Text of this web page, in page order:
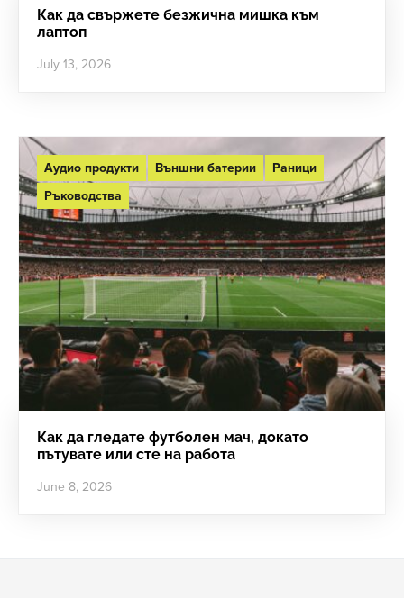
Как да свържете безжична мишка към
лаптоп
July 13, 2026
Аудио продукти Външни батерии
Раници
Ръководства
Как да гледате футболен мач, докато
пътувате или сте на работа
June 8, 2026